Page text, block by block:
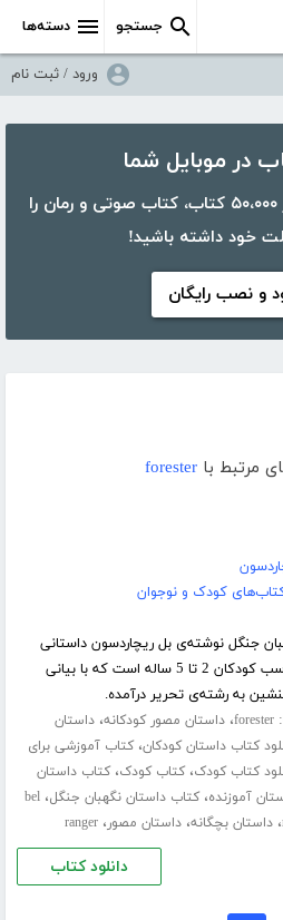
دسته‌ها جستجو
ورود / ثبت نام
با اپلیکیشن کتابراه، بیش از ۵۰،۰۰۰ کتاب، کتاب صوتی و رمان را
خود داشته باشید!
و نصب رایگان
مرتبط با forester
کودک و نوجوان
جنگل نوشته‌ی بل ریچاردسون داستانی
مصور مناسب کودکان 2 تا 5 ساله است که با بیانی
به رشته‌ی تحریر درآمده.
forester،داستان مصور کودکانه،داستان
کتاب داستان کودکان،کتاب آموزشی برای
کتاب کودک،کتاب کودک،کتاب داستان
آموزنده،کتاب داستان نگهبان جنگل،bel
،داستان بچگانه،داستان مصور،ranger
دانلود کتاب